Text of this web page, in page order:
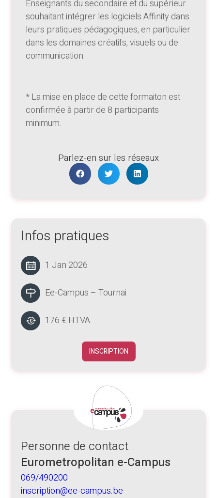
Enseignants du secondaire et du supérieur
souhaitant intégrer les logiciels Affinity dans
leurs pratiques pédagogiques, en particulier
dans les domaines créatifs, visuels ou de
communication.
* La mise en place de cette formaiton est
confirmée à partir de 8 participants
minimum.
Parlez-en sur les réseaux
Infos pratiques
1 Jan 2026
Ee-Campus – Tournai
176 € HTVA
INSCRIPTION
Personne de contact
Eurometropolitan e-Campus
069/490200
inscription@ee-campus.be